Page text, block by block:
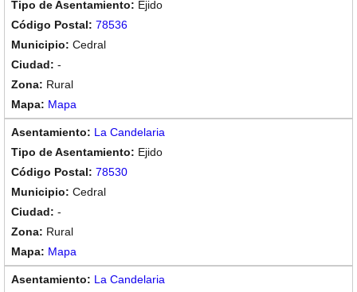
Ejido
78536
Cedral
-
Rural
Mapa
La Candelaria
Ejido
78530
Cedral
-
Rural
Mapa
La Candelaria